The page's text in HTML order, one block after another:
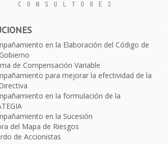
en la Elaboración del Código de
de Compensación Variable
para mejorar la efectividad de la
en la formulación de la
en la Sucesión
del Mapa de Riesgos
de Accionistas